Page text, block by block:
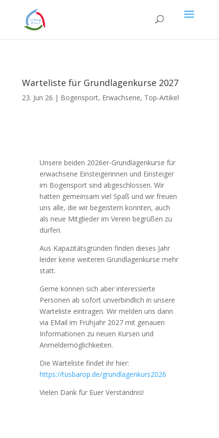
Warteliste für Grundlagenkurse 2027
23. Jun 26 | Bogensport, Erwachsene, Top-Artikel
Unsere beiden 2026er-Grundlagenkurse für
erwachsene Einsteigerinnen und Einsteiger
im Bogensport sind abgeschlossen. Wir
hatten gemeinsam viel Spaß und wir freuen
uns alle, die wir begeistern konnten, auch
als neue Mitglieder im Verein begrüßen zu
dürfen.
Aus Kapazitätsgründen finden dieses Jahr
leider keine weiteren Grundlagenkurse mehr
statt.
Gerne können sich aber interessierte
Personen ab sofort unverbindlich in unsere
Warteliste eintragen. Wir melden uns dann
via EMail im Frühjahr 2027 mit genauen
Informationen zu neuen Kursen und
Anmeldemöglichkeiten.
Die Warteliste findet ihr hier:
https://tusbarop.de/grundlagenkurs2026
Vielen Dank für Euer Verständnis!